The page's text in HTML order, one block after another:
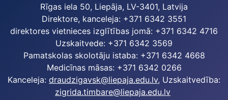
Rīgas iela 50, Liepāja, LV-3401, Latvija
Direktore, kanceleja: +371 6342 3551
direktores vietnieces izglītības jomā: +371 6342 4716
Uzskaitvede: +371 6342 3569
Pamatskolas skolotāju istaba: +371 6342 4668
Medicīnas māsas: +371 6342 0266
Kanceleja: draudzigavsk@liepaja.edu.lv, Uzskaitvedība:
zigrida.timbare@liepaja.edu.lv